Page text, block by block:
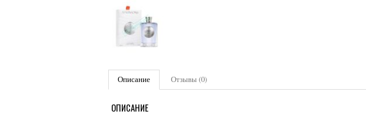
Описание Отзывы (0)
ОПИСАНИЕ